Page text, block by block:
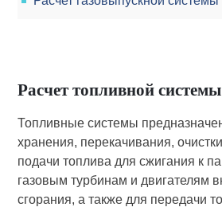
Расчет топливной системы
Топливные системы
хранения, перекачивания,
подачи топлива для сжигания к
газовым турбинам и двигателям
сгорания, а также для передачи